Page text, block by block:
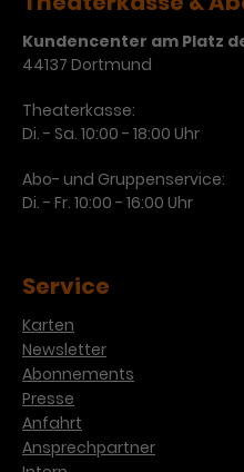
Kundencenter am Platz
44137 Dortmund
Theaterkasse:
Di. - Sa. 10:00 - 18:00 Uhr
Abo- und Gruppenservice:
Di. - Fr. 10:00 - 16:00 Uhr
Service
Karten
Newsletter
Abonnements
Presse
Anfahrt
Ansprechpartner